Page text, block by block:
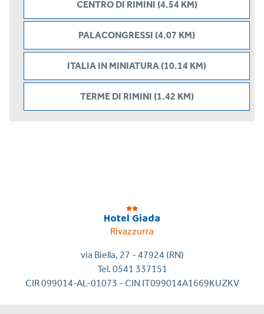
CENTRO DI RIMINI (4.54 KM)
PALACONGRESSI (4.07 KM)
ITALIA IN MINIATURA (10.14 KM)
TERME DI RIMINI (1.42 KM)
Hotel Giada
Rivazzurra
via Biella, 27 - 47924 (RN)
Tel. 0541 337151
CIR 099014-AL-01073 - CIN IT099014A1669KUZKV